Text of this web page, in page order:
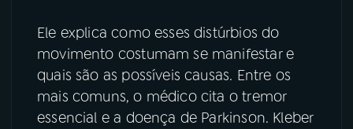
Ele explica como esses distúrbios do
movimento costumam se manifestar e
quais são as possíveis causas. Entre os
mais comuns, o médico cita o tremor
essencial e a doença de Parkinson. Kleber